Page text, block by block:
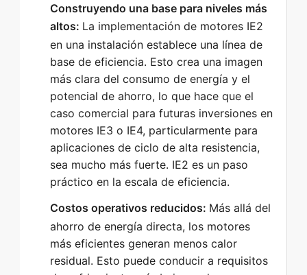
Construyendo una base para niveles más
altos: La implementación de motores IE2
en una instalación establece una línea de
base de eficiencia. Esto crea una imagen
más clara del consumo de energía y el
potencial de ahorro, lo que hace que el
caso comercial para futuras inversiones en
motores IE3 o IE4, particularmente para
aplicaciones de ciclo de alta resistencia,
sea mucho más fuerte. IE2 es un paso
práctico en la escala de eficiencia.
Costos operativos reducidos: Más allá del
ahorro de energía directa, los motores
más eficientes generan menos calor
residual. Esto puede conducir a requisitos